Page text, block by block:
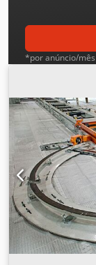
*por anúncio/mês